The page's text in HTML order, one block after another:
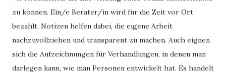
zu können. Ein/e Berater/in wird für die Zeit vor Ort
bezahlt, Notizen helfen dabei, die eigene Arbeit
nachzuvollziehen und transparent zu machen. Auch eignen
sich die Aufzeichnungen für Verhandlungen, in denen man
darlegen kann, wie man Personen entwickelt hat. Es handelt